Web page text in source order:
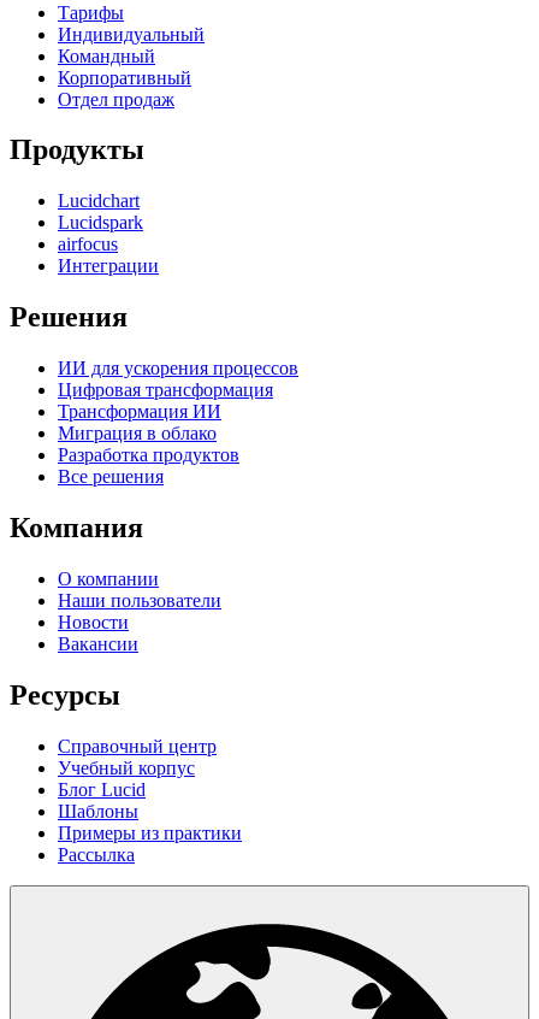
Тарифы
Индивидуальный
Командный
Корпоративный
Отдел продаж
Продукты
Lucidchart
Lucidspark
airfocus
Интеграции
Решения
ИИ для ускорения процессов
Цифровая трансформация
Трансформация ИИ
Миграция в облако
Разработка продуктов
Все решения
Компания
О компании
Наши пользователи
Новости
Вакансии
Ресурсы
Справочный центр
Учебный корпус
Блог Lucid
Шаблоны
Примеры из практики
Рассылка